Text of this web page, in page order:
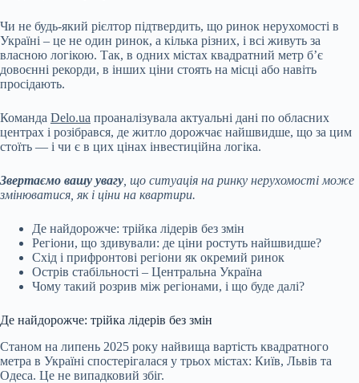
Чи не будь-який рієлтор підтвердить, що ринок нерухомості в
Україні – це не один ринок, а кілька різних, і всі живуть за
власною логікою. Так, в одних містах квадратний метр б’є
довоєнні рекорди, в інших ціни стоять на місці або навіть
просідають.
Команда Delo.ua проаналізувала актуальні дані по обласних
центрах і розібрався, де житло дорожчає найшвидше, що за цим
стоїть — і чи є в цих цінах інвестиційна логіка.
Звертаємо вашу увагу , що ситуація на ринку нерухомості може
змінюватися, як і ціни на квартири.
Де найдорожче: трійка лідерів без змін
Регіони, що здивували: де ціни ростуть найшвидше?
Схід і прифронтові регіони як окремий ринок
Острів стабільності – Центральна Україна
Чому такий розрив між регіонами, і що буде далі?
Де найдорожче: трійка лідерів без змін
Станом на липень 2025 року найвища вартість квадратного
метра в Україні спостерігалася у трьох містах: Київ, Львів та
Одеса. Це не випадковий збіг.